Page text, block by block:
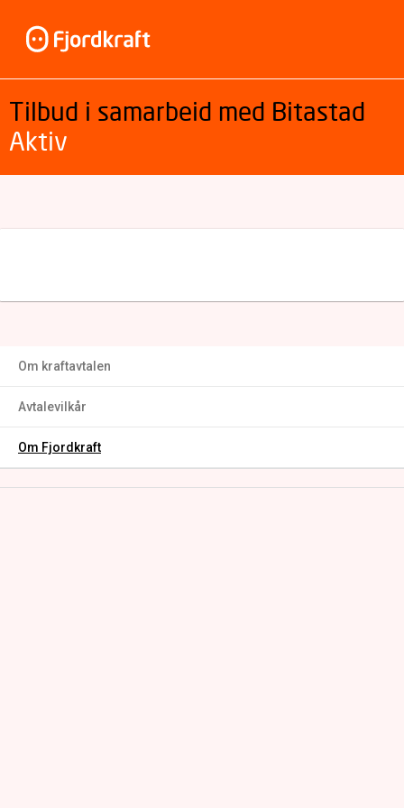
Tilbud i samarbeid med Bitastad
Aktiv
Om kraftavtalen
Avtalevilkår
Om Fjordkraft